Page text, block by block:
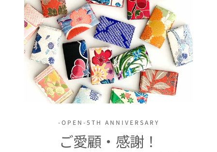
-OPEN-5TH ANNIVERSARY
ご愛顧・感謝！